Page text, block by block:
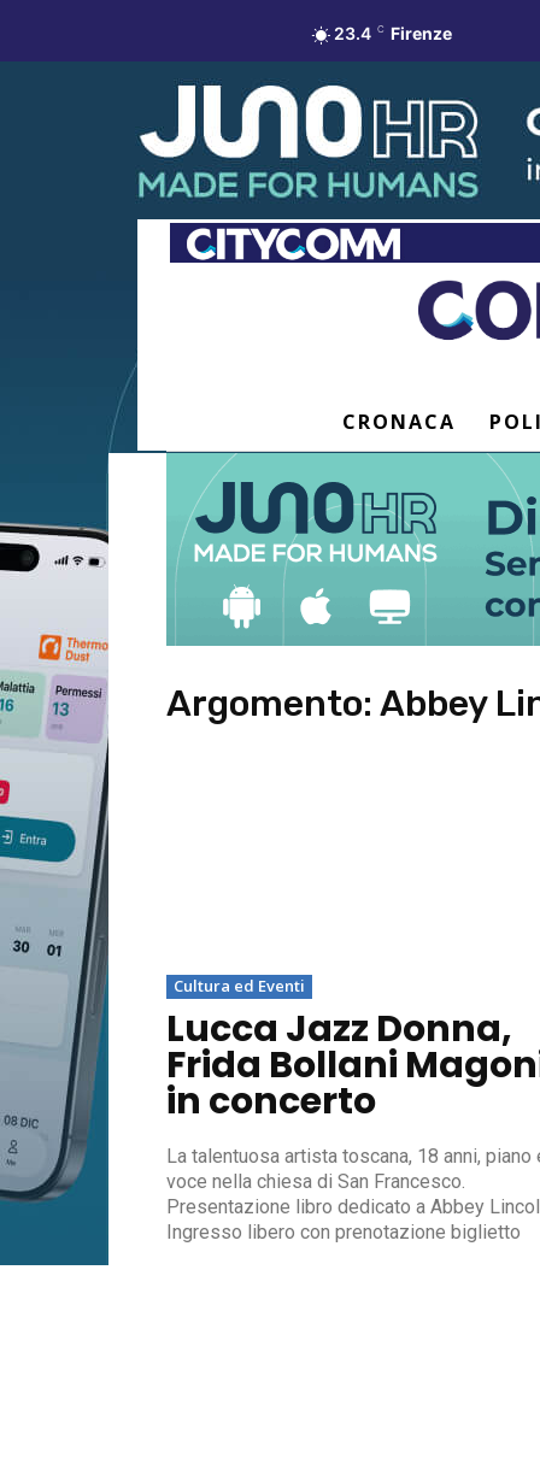
23.4 C Firenze
CRONACA
Argomento: Abbey
Cultura ed Eventi
Lucca Jazz Donna,
Frida Bollani
in concerto
La talentuosa artista toscana, 18 anni, piano
voce nella chiesa di San Francesco.
Presentazione libro dedicato a Abbey
Ingresso libero con prenotazione biglietto